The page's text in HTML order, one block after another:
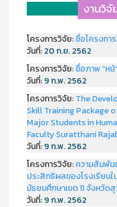
งานวิ
โครงการวิจัย:ชื่อโครงกา
วันที่:20 ก.ย. 2562
โครงการวิจัย:ชื่อภาพ “ห
วันที่:9 ก.พ. 2562
โครงการวิจัย:The
Skill Training Package
Major Students in
Faculty Suratthani
วันที่:9 ก.พ. 2562
โครงการวิจัย:ความสัมพัน
ประสิทธิผลของโรงเรียน
มัธยมศึกษาเขต 11 จังหวัด
วันที่:9 ก.พ. 2562